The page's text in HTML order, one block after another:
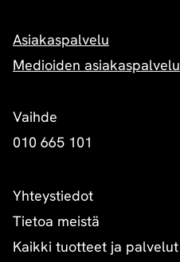
Asiakaspalvelu
Medioiden asiakaspalvelu
Vaihde
010 665 101
Yhteystiedot
Tietoa meistä
Kaikki tuotteet ja palvelut